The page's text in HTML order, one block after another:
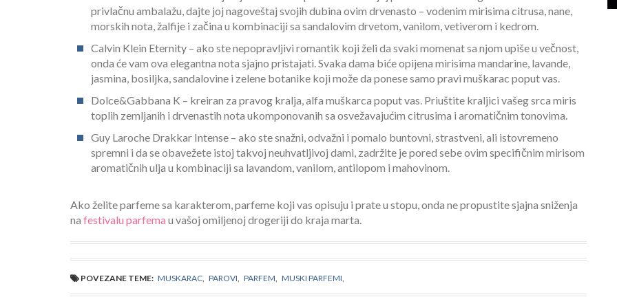
privlačnu ambalažu, dajte joj nagoveštaj svojih dubina ovim drvenasto – vodenim mirisima citrusa, nane,
morskih nota, žalfije i začina u kombinaciji sa sandalovim drvetom, vanilom, vetiverom i kedrom.
Calvin Klein Eternity – ako ste nepopravljivi romantik koji želi da svaki momenat sa njom upiše u večnost,
onda će vam ova elegantna nota sjajno pristajati. Svaka dama biće opijena mirisima mandarine, lavande,
jasmina, bosiljka, sandalovine i zelene botanike koji može da ponese samo pravi muškarac poput vas.
Dolce&Gabbana K – kreiran za pravog kralja, alfa muškarca poput vas. Priuštite kraljici vašeg srca miris
toplih zemljanih i drvenastih nota ukomponovanih sa osvežavajućim citrusima i aromatičnim tonovima.
Guy Laroche Drakkar Intense – ako ste snažni, odvažni i pomalo buntovni, strastveni, ali istovremeno
spremni i da se obavežete istoj takvoj neuhvatljivoj dami, zadržite je pored sebe ovim specifičnim mirisom
aromatičnih ulja u kombinaciji sa lavandom, vanilom, antilopom i mahovinom.
Ako želite parfeme sa karakterom, parfeme koji vas opisuju i prate u stopu, onda ne propustite sjajna sniženja
na festivalu parfema u vašoj omiljenoj drogeriji do kraja marta.
POVEZANE TEME: MUSKARAC, PAROVI, PARFEM, MUSKI PARFEMI,